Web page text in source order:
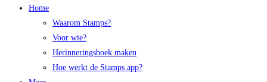
Home
Waarom Stamps?
Voor wie?
Herinneringsboek maken
Hoe werkt de Stamps app?